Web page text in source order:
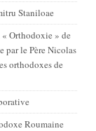
Staniloae
Orthodoxie » de
par le Père Nicolas
orthodoxes de
Roumaine